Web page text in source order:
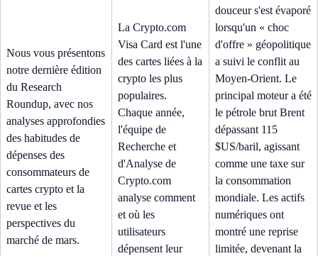
Nous vous présentons
notre dernière édition
du Research
Roundup, avec nos
analyses approfondies
des habitudes de
dépenses des
consommateurs de
cartes crypto et la
revue et les
perspectives du
marché de mars.
La Crypto.com
Visa Card est l'une
des cartes liées à la
crypto les plus
populaires.
Chaque année,
l'équipe de
Recherche et
d'Analyse de
Crypto.com
analyse comment
et où les
utilisateurs
dépensent leur
douceur s'est évaporé
lorsqu'un « choc
d'offre » géopolitique
a suivi le conflit au
Moyen-Orient. Le
principal moteur a été
le pétrole brut Brent
dépassant 115
$US/baril, agissant
comme une taxe sur
la consommation
mondiale. Les actifs
numériques ont
montré une reprise
limitée, devenant la